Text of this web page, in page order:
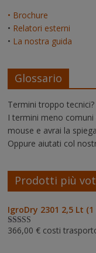
• Brochure
• Relatori esterni
• La nostra guida
Glossario
Termini troppo tecnici?
I termini meno comuni
mouse e avrai la
Oppure aiutati col
Prodotti più
IgroDry 2301 2,5 Lt
Valutato5.00
366,00 € costi